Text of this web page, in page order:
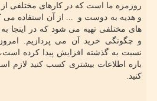
روزمره ما است که در کارهای مختلفی از
و هدیه به دوست و ... از آن استفاده می
های مختلفی تهیه می شود که در اینجا
و چگونگی خرید آن می پردازیم.
نسبت به گذشته افزایش پیدا کرده
باره اطلاعات بیشتری کسب کنید لازم
کنید.